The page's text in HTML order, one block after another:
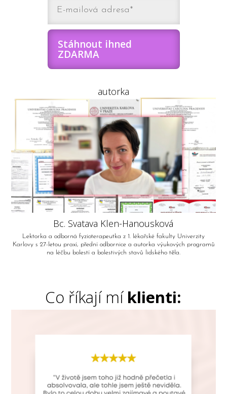
Stáhnout ihned
ZDARMA
autorka
Bc. Svatava Klen-Hanousková
Lektorka a odborná fyzioterapeutka z 1. lékařské fakulty Univerzity
Karlovy s 27-letou praxí, přední odbornice a autorka výukových programů
na léčbu bolestí a bolestivých stavů lidského těla.
Co říkají míklienti: